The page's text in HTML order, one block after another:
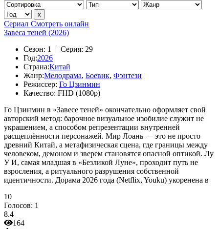
Сериал Смотреть онлайн
Завеса теней (2026)
Сезон: 1 | Серия: 29
Год:2026
Страна:Китай
Жанр:Мелодрама, Боевик, Фэнтези
Режиссер: Го Цзинмин
Качество: FHD (1080p)
Го Цзинмин в «Завесе теней» окончательно оформляет свой
авторский метод: барочное визуальное изобилие служит не
украшением, а способом репрезентации внутренней
расщеплённости персонажей. Мир Лоань — это не просто
древний Китай, а метафизическая сцена, где границы между
человеком, демоном и зверем становятся опасной оптикой. Лу
У И, самая младшая в «Безликой Луне», проходит путь не
взросления, а ритуального разрушения собственной
идентичности. Дорама 2026 года (Netflix, Youku) укоренена в
10
Голосов: 1
8.4
164